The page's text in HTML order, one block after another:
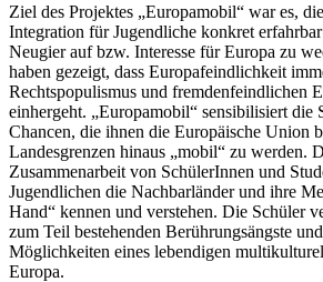
Ziel des Projektes „Europamobil“ war es,
Integration für Jugendliche konkret
Neugier auf bzw. Interesse für Europa zu
haben gezeigt, dass Europafeindlichkeit
Rechtspopulismus und fremdenfeindlichen
einhergeht. „Europamobil“ sensibilisiert die
Chancen, die ihnen die Europäische Union
Landesgrenzen hinaus „mobil“ zu werden.
Zusammenarbeit von SchülerInnen und
Jugendlichen die Nachbarländer und ihre
Hand“ kennen und verstehen. Die Schüler
zum Teil bestehenden Berührungsängste
Möglichkeiten eines lebendigen
Europa.